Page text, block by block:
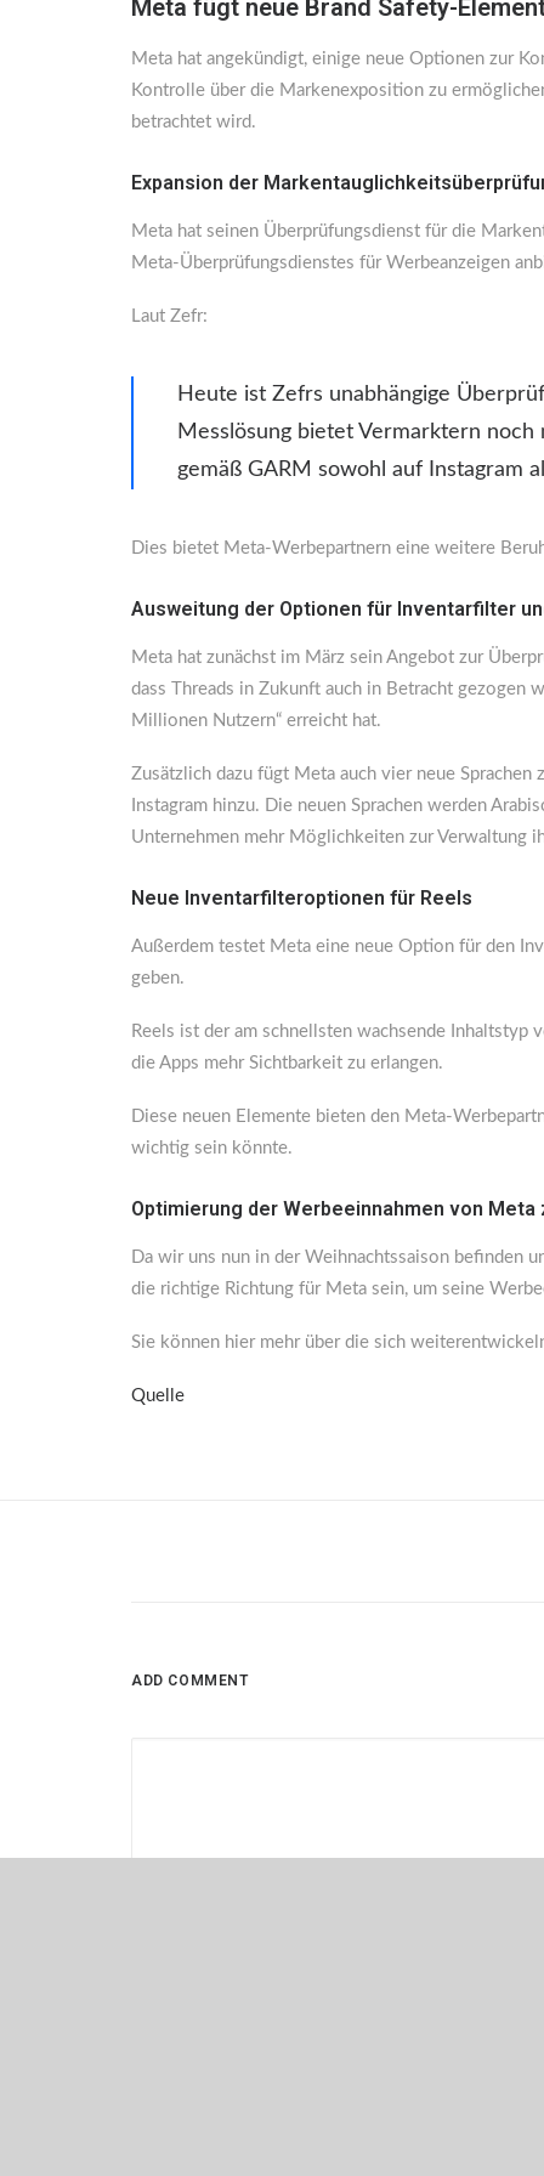
Meta fügt neue Brand Safety-
Meta hat angekündigt, einige neue Optionen zur
Kontrolle über die Markenexposition zu
betrachtet wird.
Expansion der
Meta hat seinen Überprüfungsdienst für die
Meta-Überprüfungsdienstes für Werbeanzeigen
Laut Zefr:
Heute ist Zefrs unabhängige
Messlösung bietet Vermarktern
gemäß GARM sowohl auf Instagram
Dies bietet Meta-Werbepartnern eine weitere
Ausweitung der Optionen für Inventarfilter
Meta hat zunächst im März sein Angebot zur
dass Threads in Zukunft auch in Betracht gezogen
Millionen Nutzern“ erreicht hat.
Zusätzlich dazu fügt Meta auch vier neue
Instagram hinzu. Die neuen Sprachen werden
Unternehmen mehr Möglichkeiten zur Verwaltung
Neue Inventarfilteroptionen für Reels
Außerdem testet Meta eine neue Option für den
geben.
Reels ist der am schnellsten wachsende Inhaltstyp
die Apps mehr Sichtbarkeit zu erlangen.
Diese neuen Elemente bieten den Meta-
wichtig sein könnte.
Optimierung der Werbeeinnahmen von Meta
Da wir uns nun in der Weihnachtssaison befinden
die richtige Richtung für Meta sein, um seine
Sie können hier mehr über die sich
Quelle
ADD COMMENT